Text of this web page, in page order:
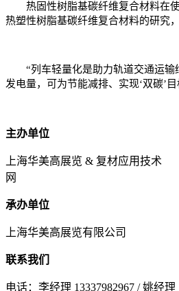
热固性树脂基碳纤维复合材料在使
热塑性树脂基碳纤维复合材料的研究
“列车轻量化是助力轨道交通运输绿
发电量，可为节能减排、实现‘双碳’
主办单位
上海华美高展览 & 复材应用技术
网
承办单位
上海华美高展览有限公司
联系我们
电话：李经理 13337982967 / 姚经理